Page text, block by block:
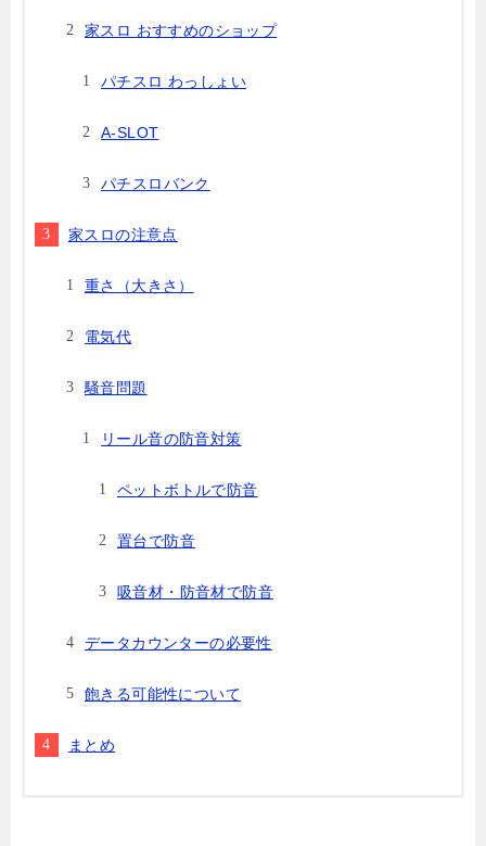
家スロ おすすめのショップ
パチスロ わっしょい
A-SLOT
パチスロバンク
家スロの注意点
重さ（大きさ）
電気代
騒音問題
リール音の防音対策
ペットボトルで防音
置台で防音
吸音材・防音材で防音
データカウンターの必要性
飽きる可能性について
まとめ